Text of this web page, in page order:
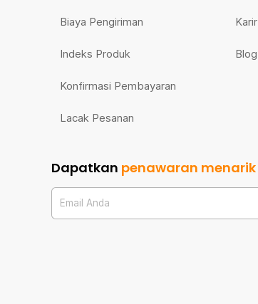
Biaya Pengiriman
Indeks Produk
Konfirmasi Pembayaran
Lacak Pesanan
Karir
Blog
Dapatkan penawaran menarik
Email Anda